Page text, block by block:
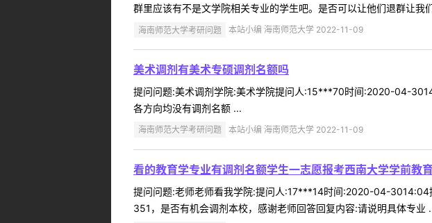
群里应该有不是文学院相关专业的学生吧。是否可以让他们退群让
海南师范大学考研问题 本站小编 海南师范大学 2022-11-09
美术调剂有美术专硕调剂名额吗
提问问题:美术调剂学院:美术学院提问人:15***70时间:2020-04-
各方向均没有调剂名额 ...
海南师范大学考研问题 本站小编 海南师范大学 2022-11-09
看的教育学专业有调剂名额学生一志愿报考西南大学学前教
提问问题:老师老师看我学院:提问人:17***14时间:2020-04-3014:04
351，是否有机会调剂本校，感谢老师回答回复内容:请说明具体专业